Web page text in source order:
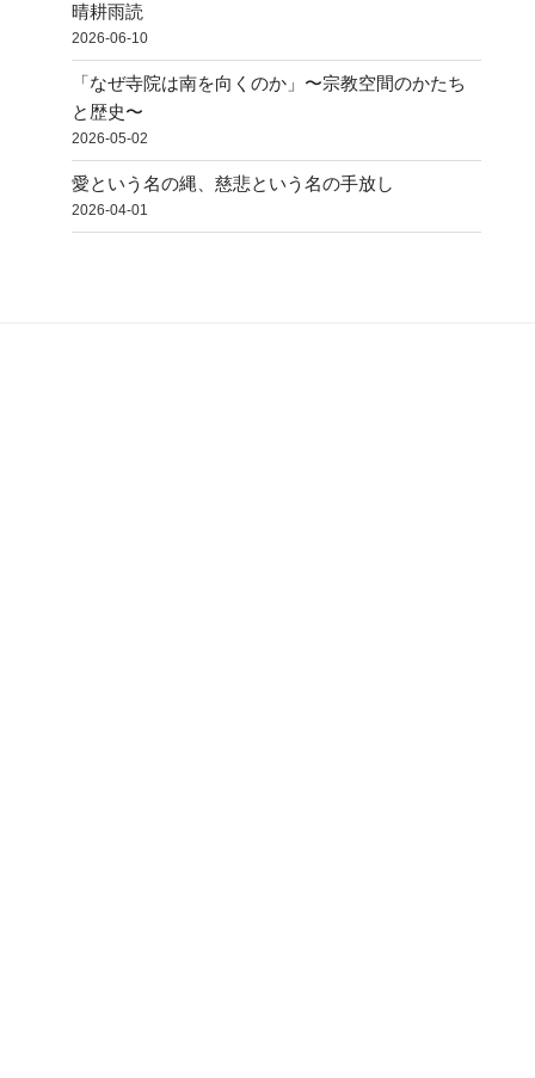
晴耕雨読
2026-06-10
「なぜ寺院は南を向くのか」〜宗教空間のかたち
と歴史〜
2026-05-02
愛という名の縄、慈悲という名の手放し
2026-04-01